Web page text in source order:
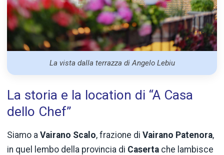
La vista dalla terrazza di Angelo Lebiu
La storia e la location di “A Casa
dello Chef”
Siamo a Vairano Scalo, frazione di Vairano Patenora,
in quel lembo della provincia di Caserta che lambisce